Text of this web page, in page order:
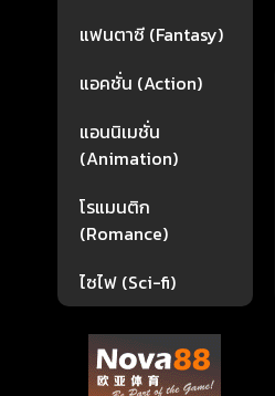
แฟนตาซี (Fantasy)
แอคชั่น (Action)
แอนนิเมชั่น
(Animation)
โรแมนติก
(Romance)
ไซไฟ (Sci-fi)